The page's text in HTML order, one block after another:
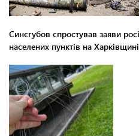
Синєгубов спростував заяви
населених пунктів на Харківщині